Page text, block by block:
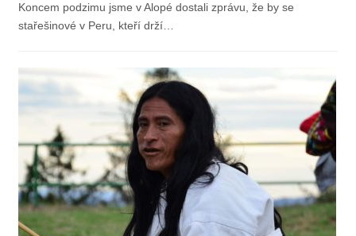
Koncem podzimu jsme v Alopé dostali zprávu, že by se
stařešinové v Peru, kteří drží…